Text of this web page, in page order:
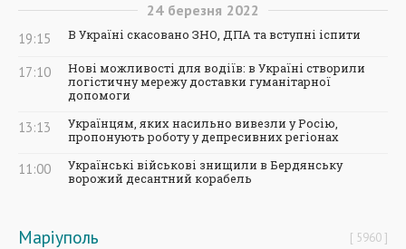
24 березня 2022
19:15 В Україні скасовано ЗНО, ДПА та вступні іспити
17:10
Нові можливості для водіїв: в Україні створили
логістичну мережу доставки гуманітарної
допомоги
13:13
Українцям, яких насильно вивезли у Росію,
пропонують роботу у депресивних регіонах
11:00
Українські військові знищили в Бердянську
ворожий десантний корабель
Маріуполь 5960